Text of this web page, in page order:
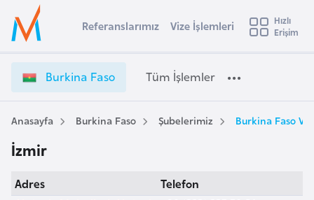
Ülke Seçimi
Başvuru yapmak istediğiniz ülkeyi seçin
Üye
Girişi
u
k
i
n
e
t
Referanslarımız Vize İşlemleri
Hızlı
Erişim
Burkina Faso Tüm İşlemler
Anasayfa Burkina Faso Şubelerimiz Burkina Faso
İzmir
Adres
Telefon
s
t
r
a
v